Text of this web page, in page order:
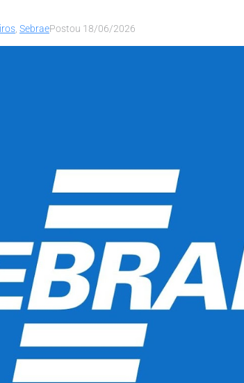
SebraePostou 18/06/2026